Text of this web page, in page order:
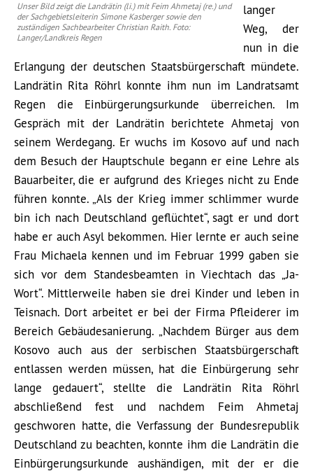
Unser Bild zeigt die Landrätin (li.) mit Feim Ahmetaj (re.) und
der Sachgebietsleiterin Simone Kasberger sowie den
zuständigen Sachbearbeiter Christian Raith. Foto:
Langer/Landkreis Regen
langer
Weg, der
nun in die
Erlangung der deutschen Staatsbürgerschaft mündete.
Landrätin Rita Röhrl konnte ihm nun im Landratsamt
Regen die Einbürgerungsurkunde überreichen. Im
Gespräch mit der Landrätin berichtete Ahmetaj von
seinem Werdegang. Er wuchs im Kosovo auf und nach
dem Besuch der Hauptschule begann er eine Lehre als
Bauarbeiter, die er aufgrund des Krieges nicht zu Ende
führen konnte. „Als der Krieg immer schlimmer wurde
bin ich nach Deutschland geflüchtet“, sagt er und dort
habe er auch Asyl bekommen. Hier lernte er auch seine
Frau Michaela kennen und im Februar 1999 gaben sie
sich vor dem Standesbeamten in Viechtach das „Ja-
Wort“. Mittlerweile haben sie drei Kinder und leben in
Teisnach. Dort arbeitet er bei der Firma Pfleiderer im
Bereich Gebäudesanierung. „Nachdem Bürger aus dem
Kosovo auch aus der serbischen Staatsbürgerschaft
entlassen werden müssen, hat die Einbürgerung sehr
lange gedauert“, stellte die Landrätin Rita Röhrl
abschließend fest und nachdem Feim Ahmetaj
geschworen hatte, die Verfassung der Bundesrepublik
Deutschland zu beachten, konnte ihm die Landrätin die
Einbürgerungsurkunde aushändigen, mit der er die